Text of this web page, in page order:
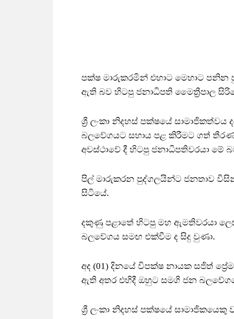
පක්ෂ මාරුකරමින් එහාට මෙහාට පනින
ඇති බව හිටපු ජනාධිපති මෛත්‍රීපාල
ශ්‍රී ලංකා නිදහස් පක්ෂයේ
බලවේගයට සහාය පළ කිරීමට ගත්
අවස්ථාවේ දී හිටපු ජනාධිපතිවරයා මේ
පිල් මාරුකරන පුද්ගලයින්ට ජනතාව
සිටියේ.
දකුණු පළාතේ හිටපු මහ ඇමතිවරයා
බලවේගය සමඟ එක්වීම ද සිදු වුණා.
අද (01) දිනයේ විපක්ෂ නායක සජිත්
ඇති අතර එහිදී ඔහුට සමගි ජන
ශ්‍රී ලංකා නිදහස් පක්ෂයේ